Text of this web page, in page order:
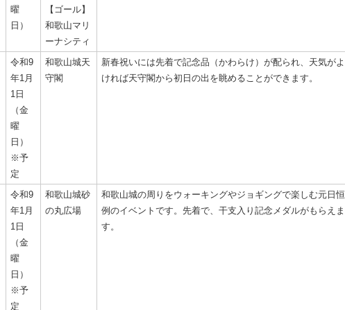
曜
日）
【ゴール】
和歌山マリ
ーナシティ
令和9
年1月
1日
（金
曜
日）
※予
定
和歌山城天
守閣
新春祝いには先着で記念品（かわらけ）が配られ、天気がよ
ければ天守閣から初日の出を眺めることができます。
令和9
年1月
1日
（金
曜
日）
※予
定
和歌山城砂
の丸広場
和歌山城の周りをウォーキングやジョギングで楽しむ元日恒
例のイベントです。先着で、干支入り記念メダルがもらえま
す。